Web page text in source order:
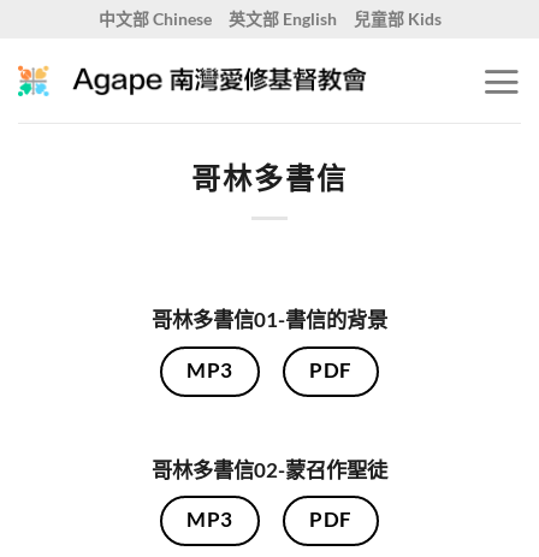
content
中文部 Chinese 英文部 English 兒童部 Kids
哥林多書信
哥林多書信01-書信的背景
MP3
PDF
哥林多書信02-蒙召作聖徒
MP3
PDF